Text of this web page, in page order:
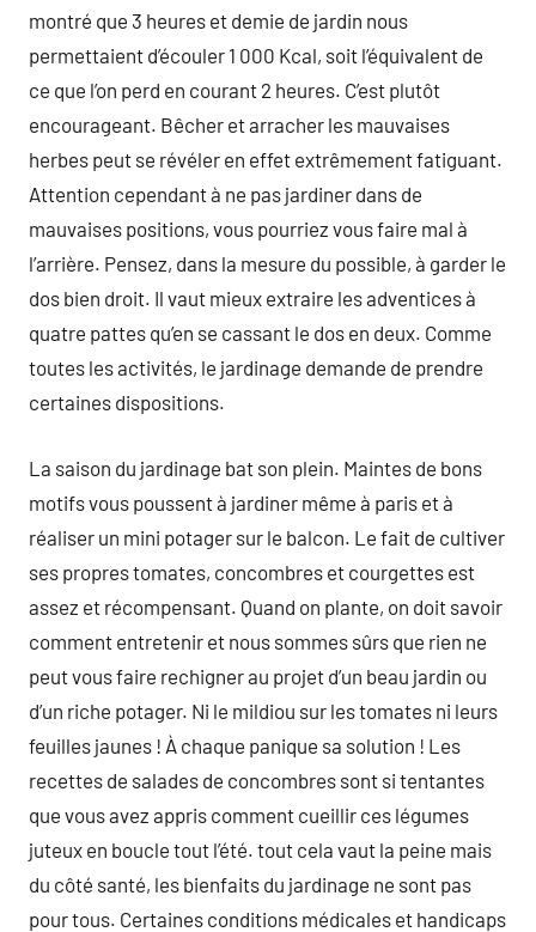
montré que 3 heures et demie de jardin nous
permettaient d’écouler 1 000 Kcal, soit l’équivalent de
ce que l’on perd en courant 2 heures. C’est plutôt
encourageant. Bêcher et arracher les mauvaises
herbes peut se révéler en effet extrêmement fatiguant.
Attention cependant à ne pas jardiner dans de
mauvaises positions, vous pourriez vous faire mal à
l’arrière. Pensez, dans la mesure du possible, à garder le
dos bien droit. Il vaut mieux extraire les adventices à
quatre pattes qu’en se cassant le dos en deux. Comme
toutes les activités, le jardinage demande de prendre
certaines dispositions.
La saison du jardinage bat son plein. Maintes de bons
motifs vous poussent à jardiner même à paris et à
réaliser un mini potager sur le balcon. Le fait de cultiver
ses propres tomates, concombres et courgettes est
assez et récompensant. Quand on plante, on doit savoir
comment entretenir et nous sommes sûrs que rien ne
peut vous faire rechigner au projet d’un beau jardin ou
d’un riche potager. Ni le mildiou sur les tomates ni leurs
feuilles jaunes ! À chaque panique sa solution ! Les
recettes de salades de concombres sont si tentantes
que vous avez appris comment cueillir ces légumes
juteux en boucle tout l’été. tout cela vaut la peine mais
du côté santé, les bienfaits du jardinage ne sont pas
pour tous. Certaines conditions médicales et handicaps